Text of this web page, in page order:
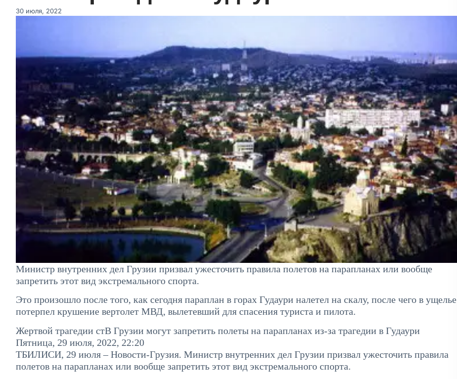
30 июля, 2022
Министр внутренних дел Грузии призвал ужесточить правила полетов на парапланах или вообще
запретить этот вид экстремального спорта.
Это произошло после того, как сегодня параплан в горах Гудаури налетел на скалу, после чего в ущелье
потерпел крушение вертолет МВД, вылетевший для спасения туриста и пилота.
Жертвой трагедии стВ Грузии могут запретить полеты на парапланах из-за трагедии в Гудаури
Пятница, 29 июля, 2022, 22:20
ТБИЛИСИ, 29 июля – Новости-Грузия. Министр внутренних дел Грузии призвал ужесточить правила
полетов на парапланах или вообще запретить этот вид экстремального спорта.